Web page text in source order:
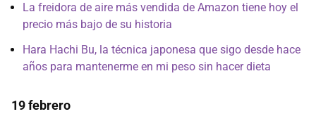
La freidora de aire más vendida de Amazon tiene hoy el
precio más bajo de su historia
Hara Hachi Bu, la técnica japonesa que sigo desde hace
años para mantenerme en mi peso sin hacer dieta
19 febrero